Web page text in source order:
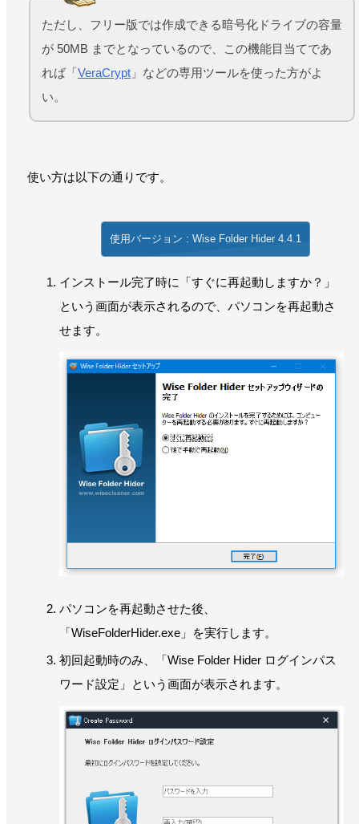
ただし、フリー版では作成できる暗号化ドライブの容量
が 50MB までとなっているので、この機能目当てであ
れば「VeraCrypt 」などの専用ツールを使った方がよ
い。
使い方は以下の通りです。
使用バージョン : Wise Folder Hider 4.4.1
インストール完了時に「すぐに再起動しますか？」
という画面が表示されるので、パソコンを再起動さ
せます。
パソコンを再起動させた後、
「WiseFolderHider.exe」を実行します。
初回起動時のみ、「Wise Folder Hider ログインパス
ワード設定」という画面が表示されます。